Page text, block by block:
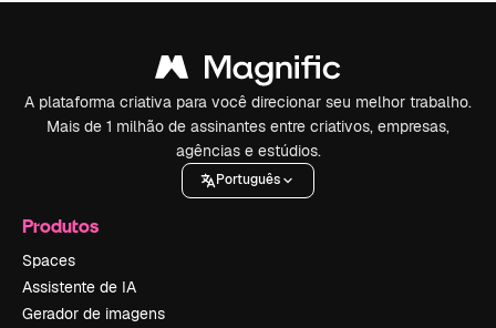
A plataforma criativa para você direcionar seu melhor trabalho.
Mais de 1 milhão de assinantes entre criativos, empresas,
agências e estúdios.
Português
Produtos
Spaces
Assistente de IA
Gerador de imagens